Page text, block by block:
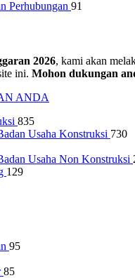
Perhubungan 91
2026, kami akan
ini. Mohon dukungan
ANDA
835
Usaha Konstruksi 730
Usaha Non Konstruksi
129
95
85